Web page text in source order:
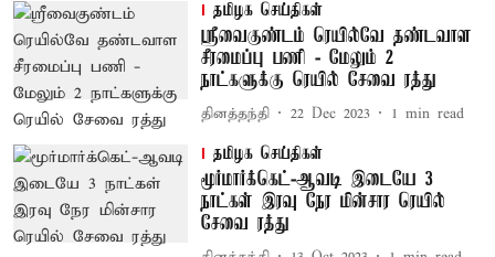
தமிழக செய்திகள்
ஸ்ரீவைகுண்டம் ரெயில்வே தண்டவாள
சீரமைப்பு பணி - மேலும் 2
நாட்களுக்கு ரெயில் சேவை ரத்து
தினத்தந்தி 22 Dec 2023 1 min read
தமிழக செய்திகள்
மூர்மார்க்கெட்-ஆவடி இடையே 3
நாட்கள் இரவு நேர மின்சார ரெயில்
சேவை ரத்து